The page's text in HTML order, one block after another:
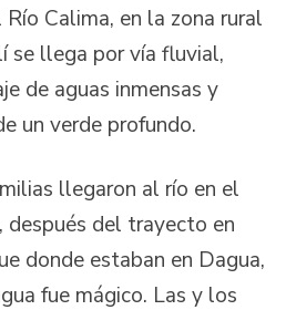
Calima, en la zona rural
se llega por vía fluvial,
de aguas inmensas y
un verde profundo.
llegaron al río en el
después del trayecto en
donde estaban en Dagua,
fue mágico. Las y los